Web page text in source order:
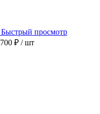
Быстрый просмотр
700 ₽ / шт